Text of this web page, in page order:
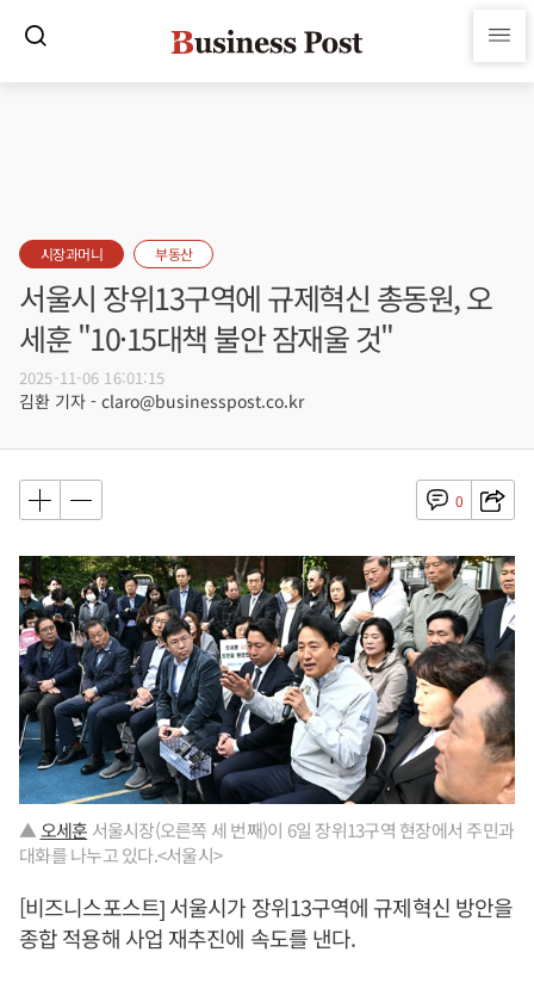
시장과머니 부동산
서울시 장위13구역에 규제혁신 총동원, 오
세훈 "10·15대책 불안 잠재울 것"
2025-11-06 16:01:15
김환 기자 - claro@businesspost.co.kr
0
▲오세훈 서울시장(오른쪽 세 번째)이 6일 장위13구역 현장에서 주민과
대화를 나누고 있다.<서울시>
[비즈니스포스트] 서울시가 장위13구역에 규제혁신 방안을
종합 적용해 사업 재추진에 속도를 낸다.